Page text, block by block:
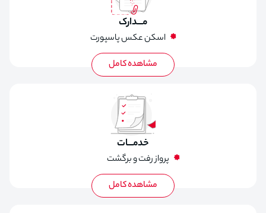
مـــدارک
اسکن عکس پاسپورت
کارت ملی
عکس 4*3
خدمـــات
پرواز رفت و برگشت
ویزای امارات
بیمه مسافرتی
اقامت در هتل با صبحانه